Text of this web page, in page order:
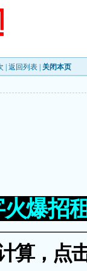
| 返回列表 关闭本页
爆招租
算，点